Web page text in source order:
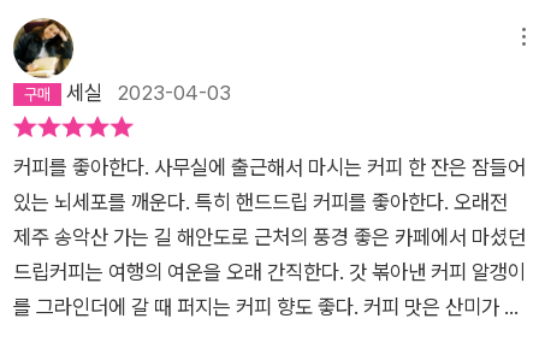
혼자라서, 외로워서...나쁜것만은 아니라고 생각해요 p 18♡ 내
가 섬이고 타인도 섬이라는 것을 깨달아야 이어갈 수 있는 것 같
다. 나만 섬인줄 알고 두려워하던 마음들이 섬과 섬을 건너다니며
익어가고 성숙하고 비로서 사랑으로 뿌리를 내린다는 것을 알아
간다.​​한 공간을 사용하며 침묵이 나와 타인을 함께 배려하는 태도
가 될 수 있다는 걸 배웠다. 어느 누구도 상대의 눈치를 보며 일부
러 말을 지어낼 필요가 없는 상태. 이 상태에서의 자연스러운 고
요에 익숙해지는 법 또한 배웠다.p 42♡ 침묵하고 있어도 불편
하지 않은 사람, 상대가 무슨 생각을 하고 있을까를 생각하느라
제가 실행될 무렵에 더 이상 싼 가격에 책을 구입할 수 없다는 사
실이 못내 아쉬웠다. 그런데 그 이후 우후죽순처럼 생겨나는 독립
서점들의 발전을 지켜보며 도서 정가제가 실행되길 정말 잘했구
처분하는 것과 동시에 인터넷 주문으로 책을 구입하는 사람들이
많아지면서 동네 서점은 거의 찾아볼 수 없게 되었다. 그런데 몇
년 전부터 간간히 작은 서점들이 눈에 띄기 시작했다. 독립 서점
이라는 이름으로 여느 서점들처럼 베스트셀러 위주가 아닌 책방
을 운영하는 사람들의 개성이 담긴 책 선정이 특징적이다. 특히나
세실 2023-04-03
커피를 좋아한다. 사무실에 출근해서 마시는 커피 한 잔은 잠들어
있는 뇌세포를 깨운다. 특히 핸드드립 커피를 좋아한다. 오래전
제주 송악산 가는 길 해안도로 근처의 풍경 좋은 카페에서 마셨던
드립커피는 여행의 여운을 오래 간직한다. 갓 볶아낸 커피 알갱이
를 그라인더에 갈 때 퍼지는 커피 향도 좋다. 커피 맛은 산미가 있